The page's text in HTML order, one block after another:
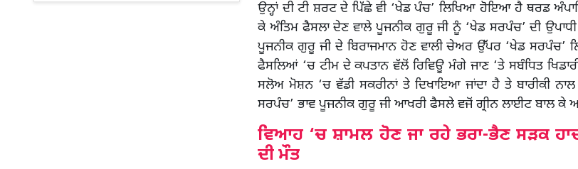
ਉਨ੍ਹਾਂ ਦੀ ਟੀ ਸ਼ਰਟ ਦੇ ਪਿੱਛੇ ਵੀ ‘ਖੇਡ ਪੰਚ’ ਲਿਖਿਆ ਹੋਇਆ ਹੈ ਥਰਡ
ਕੇ ਅੰਤਿਮ ਫੈਸਲਾ ਦੇਣ ਵਾਲੇ ਪੂਜਨੀਕ ਗੁਰੂ ਜੀ ਨੂੰ ‘ਖੇਡ ਸਰਪੰਚ’ ਦੀ
ਪੂਜਨੀਕ ਗੁਰੂ ਜੀ ਦੇ ਬਿਰਾਜਮਾਨ ਹੋਣ ਵਾਲੀ ਚੇਅਰ ਉੱਪਰ ‘ਖੇਡ ਸਰਪੰਚ’
ਫੈਸਲਿਆਂ ‘ਚ ਟੀਮ ਦੇ ਕਪਤਾਨ ਵੱਲੋਂ ਰਿਵਿਊ ਮੰਗੇ ਜਾਣ ‘ਤੇ ਸਬੰਧਿਤ
ਸਲੋਅ ਮੋਸ਼ਨ ‘ਚ ਵੱਡੀ ਸਕਰੀਨਾਂ ਤੇ ਦਿਖਾਇਆ ਜਾਂਦਾ ਹੈ ਤੇ ਬਾਰੀਕੀ
ਸਰਪੰਚ’ ਭਾਵ ਪੂਜਨੀਕ ਗੁਰੂ ਜੀ ਆਖਰੀ ਫੈਸਲੇ ਵਜੋਂ ਗ੍ਰੀਨ ਲਾਈਟ ਬਾਲ ਕੇ
ਵਿਆਹ ‘ਚ ਸ਼ਾਮਲ ਹੋਣ ਜਾ ਰਹੇ ਭਰਾ-ਭੈਣ ਸਡ਼ਕ
ਦੀ ਮੌਤ